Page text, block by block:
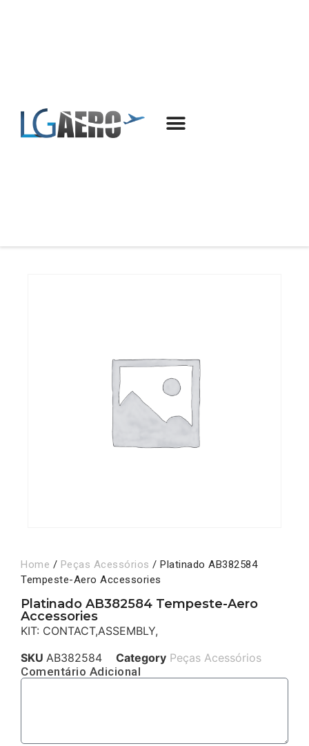
Home / Peças Acessórios / Platinado AB382584
Tempeste-Aero Accessories
Platinado AB382584 Tempeste-Aero
Accessories
KIT: CONTACT,ASSEMBLY,
SKU AB382584 Category Peças Acessórios
Comentário Adicional